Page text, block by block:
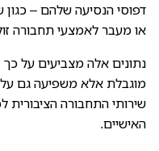
דפוסי הנסיעה שלהם – כגון
או מעבר לאמצעי תחבורה
נתונים אלה מצביעים על
מוגבלת אלא משפיעה גם
שירותי התחבורה הציבורית
האישיים.